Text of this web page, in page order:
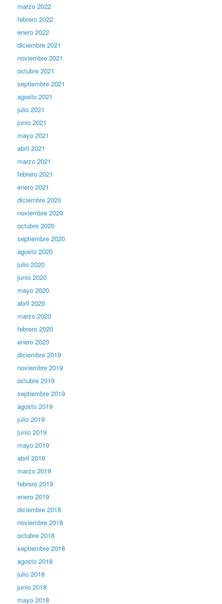
marzo 2022
febrero 2022
enero 2022
diciembre 2021
noviembre 2021
octubre 2021
septiembre 2021
agosto 2021
julio 2021
junio 2021
mayo 2021
abril 2021
marzo 2021
febrero 2021
enero 2021
diciembre 2020
noviembre 2020
octubre 2020
septiembre 2020
agosto 2020
julio 2020
junio 2020
mayo 2020
abril 2020
marzo 2020
febrero 2020
enero 2020
diciembre 2019
noviembre 2019
octubre 2019
septiembre 2019
agosto 2019
julio 2019
junio 2019
mayo 2019
abril 2019
marzo 2019
febrero 2019
enero 2019
diciembre 2018
noviembre 2018
octubre 2018
septiembre 2018
agosto 2018
julio 2018
junio 2018
mayo 2018